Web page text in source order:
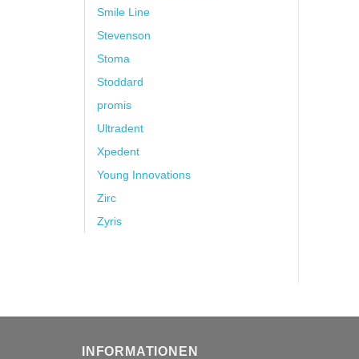
Smile Line
Stevenson
Stoma
Stoddard
promis
Ultradent
Xpedent
Young Innovations
Zirc
Zyris
INFORMATIONEN